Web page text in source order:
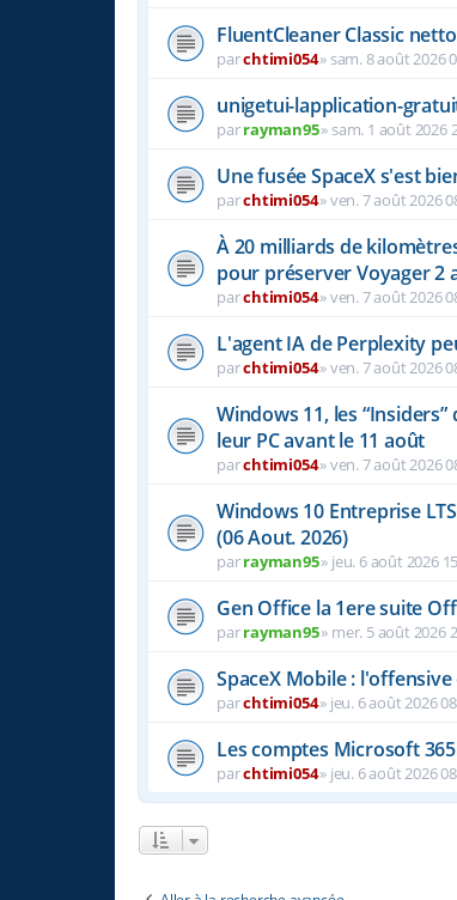
FluentCleaner Classic
parchtimi054» sam. 8 août 2026
unigetui-lapplication-
parrayman95» sam. 1 août 2026
Une fusée SpaceX s'est
parchtimi054»ven. 7 août 2026
À 20 milliards de
pour préserver Voyager 2
parchtimi054»ven. 7 août 2026
L'agent IA de Perplexity
parchtimi054»ven. 7 août 2026
Windows 11, les
leur PC avant le 11 août
parchtimi054»ven. 7 août 2026
Windows 10 Entreprise
(06 Aout. 2026)
parrayman95» jeu. 6 août 2026
Gen Office la 1ere suite
parrayman95» mer. 5 août 2026
SpaceX Mobile :
parchtimi054» jeu. 6 août 2026
Les comptes Microsoft
parchtimi054» jeu. 6 août 2026